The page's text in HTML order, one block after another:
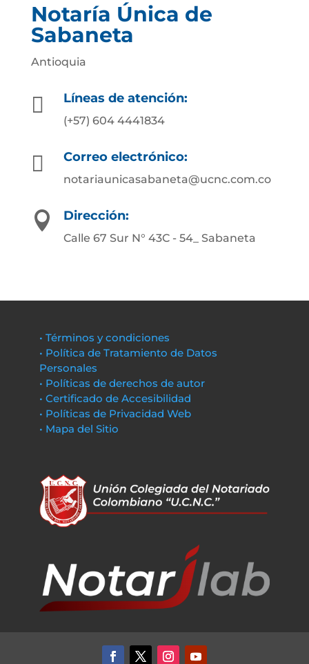
Notaría Única de
Sabaneta
Antioquia
 Líneas de atención:
(+57) 604 4441834
 Correo electrónico:
notariaunicasabaneta@ucnc.com.co
 Dirección:
Calle 67 Sur N° 43C - 54_ Sabaneta
• Términos y condiciones
• Política de Tratamiento de Datos
Personales
• Políticas de derechos de autor
• Certificado de Accesibilidad
• Políticas de Privacidad Web
• Mapa del Sitio